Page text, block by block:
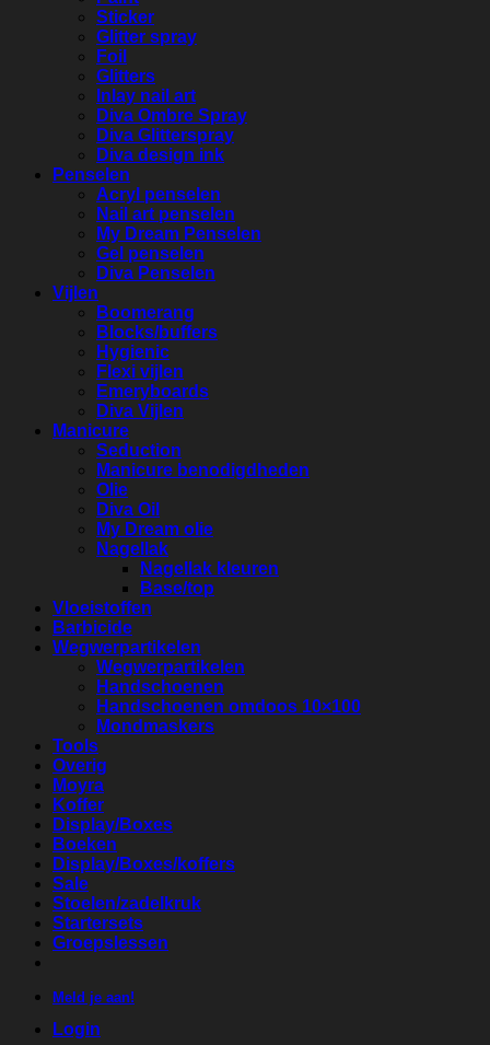
Sticker
Glitter spray
Foil
Glitters
Inlay nail art
Diva Ombre Spray
Diva Glitterspray
Diva design ink
Penselen
Acryl penselen
Nail art penselen
My Dream Penselen
Gel penselen
Diva Penselen
Vijlen
Boomerang
Blocks/buffers
Hygienic
Flexi vijlen
Emeryboards
Diva Vijlen
Manicure
Seduction
Manicure benodigdheden
Olie
Diva Oil
My Dream olie
Nagellak
Nagellak kleuren
Base/top
Vloeistoffen
Barbicide
Wegwerpartikelen
Wegwerpartikelen
Handschoenen
Handschoenen omdoos 10×100
Mondmaskers
Tools
Overig
Moyra
Koffer
Display/Boxes
Boeken
Display/Boxes/koffers
Sale
Stoelen/zadelkruk
Startersets
Groepslessen
Meld je aan!
Login